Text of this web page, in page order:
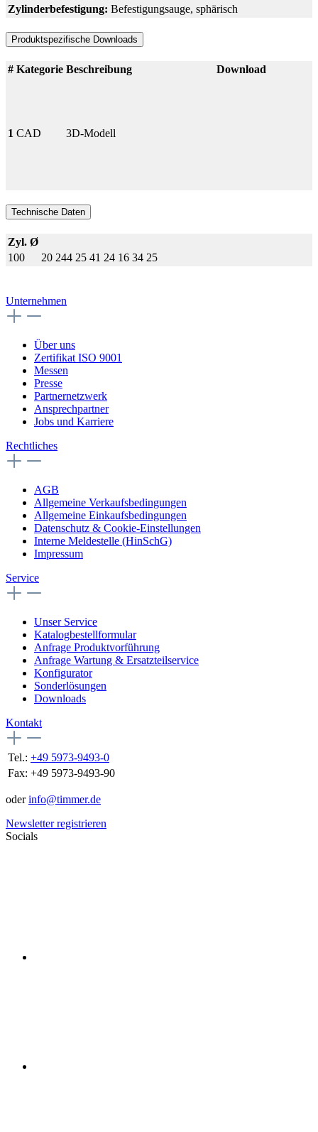
Zylinderbefestigung: Befestigungsauge, sphärisch
Produktspezifische Downloads
# Kategorie Beschreibung Download
1 CAD 3D-Modell
Technische Daten
Zyl. Ø
100
20 244 25 41 24 16 34 25
Unternehmen
Über uns
Zertifikat ISO 9001
Messen
Presse
Partnernetzwerk
Ansprechpartner
Jobs und Karriere
Rechtliches
AGB
Allgemeine Verkaufsbedingungen
Allgemeine Einkaufsbedingungen
Datenschutz & Cookie-Einstellungen
Interne Meldestelle (HinSchG)
Impressum
Service
Unser Service
Katalogbestellformular
Anfrage Produktvorführung
Anfrage Wartung & Ersatzteilservice
Konfigurator
Sonderlösungen
Downloads
Kontakt
Tel.: +49 5973-9493-0
Fax: +49 5973-9493-90
oderinfo@timmer.de
Newsletter registrieren
Socials